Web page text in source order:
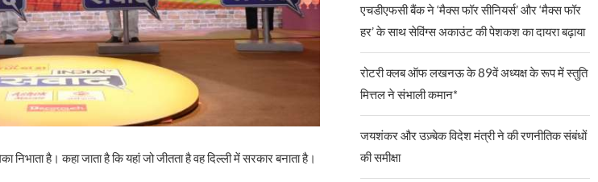
निभाता है। कहा जाता है कि यहां जो जीतता है वह दिल्ली में सरकार बनाता है।
एचडीएफसी बैंक ने ‘मैक्स फॉर सीनियर्स’ और ‘मैक्स फॉर
हर’ के साथ सेविंग्स अकाउंट की पेशकश का दायरा बढ़ाया
रोटरी क्लब ऑफ लखनऊ के 89वें अध्यक्ष के रूप में स्तुति
मित्तल ने संभाली कमान*
जयशंकर और उज़्बेक विदेश मंत्री ने की रणनीतिक संबंधों
की समीक्षा